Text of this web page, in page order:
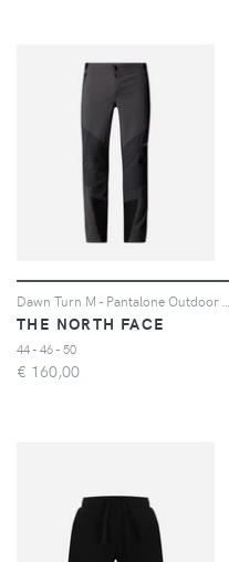
THE NORTH FACE
44 - 46 - 50
€ 160,00